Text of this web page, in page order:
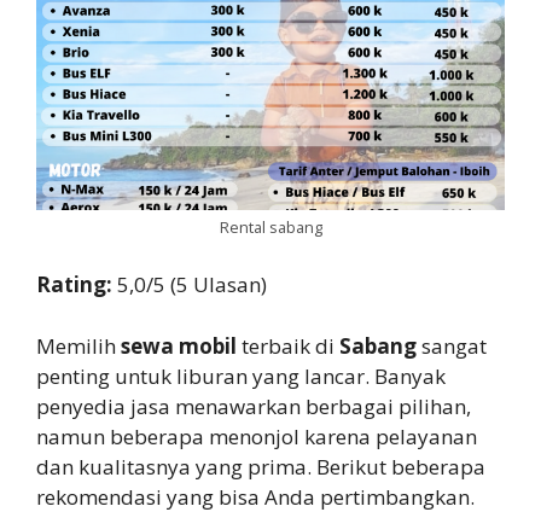
Rental sabang
Rating: 5,0/5 (5 Ulasan)
Memilihsewa mobil terbaik di Sabangsangat
penting untuk liburan yang lancar. Banyak
penyedia jasa menawarkan berbagai pilihan,
namun beberapa menonjol karena pelayanan
dan kualitasnya yang prima. Berikut beberapa
rekomendasi yang bisa Anda pertimbangkan.